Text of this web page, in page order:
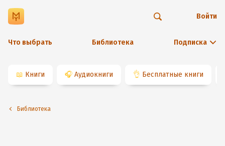
Что выбрать Библиотека Подписка
Войти
📖 Книги 🎧 Аудиокниги 👌 Бесплатные книги
Библиотека